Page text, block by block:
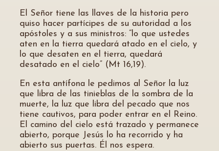
El Señor tiene las llaves de la historia pero
quiso hacer partícipes de su autoridad a los
apóstoles y a sus ministros: “lo que ustedes
aten en la tierra quedará atado en el cielo, y
lo que desaten en el tierra, quedará
desatado en el cielo” (Mt 16,19).
En esta antífona le pedimos al Señor la luz
que libra de las tinieblas de la sombra de la
muerte, la luz que libra del pecado que nos
tiene cautivos, para poder entrar en el Reino.
El camino del cielo está trazado y permanece
abierto, porque Jesús lo ha recorrido y ha
abierto sus puertas. Él nos espera.